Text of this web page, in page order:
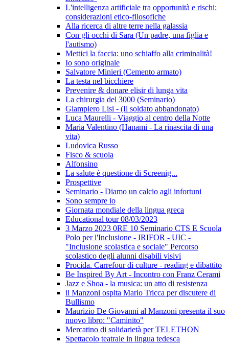
L'intelligenza artificiale tra opportunità e rischi:
considerazioni etico-filosofiche
Alla ricerca di altre terre nella galassia
Con gli occhi di Sara (Un padre, una figlia e
l'autismo)
Mettici la faccia: uno schiaffo alla criminalità!
Io sono originale
Salvatore Minieri (Cemento armato)
La testa nel bicchiere
Prevenire & donare elisir di lunga vita
La chirurgia del 3000 (Seminario)
Giampiero Lisi - (Il soldato abbandonato)
Luca Maurelli - Viaggio al centro della Notte
Maria Valentino (Hanami - La rinascita di una
vita)
Ludovica Russo
Fisco & scuola
Alfonsino
La salute è questione di Screenig...
Prospettive
Seminario - Diamo un calcio agli infortuni
Sono sempre io
Giornata mondiale della lingua greca
Educational tour 08/03/2023
3 Marzo 2023 0RE 10 Seminario CTS E Scuola
Polo per l'Inclusione - IRIFOR - UIC -
"Inclusione scolastica e sociale" Percorso
scolastico degli alunni disabili visivi
Procida. Carrefour di culture - reading e dibattito
Be Inspired By Art - Incontro con Franz Cerami
Jazz e Shoa - la musica: un atto di resistenza
il Manzoni ospita Mario Tricca per discutere di
Bullismo
Maurizio De Giovanni al Manzoni presenta il suo
nuovo libro: "Caminito"
Mercatino di solidarietà per TELETHON
Spettacolo teatrale in lingua tedesca